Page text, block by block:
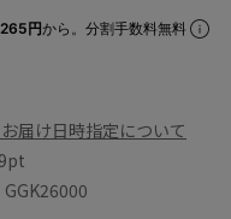
円から。分割手数料無料
届け日時指定について